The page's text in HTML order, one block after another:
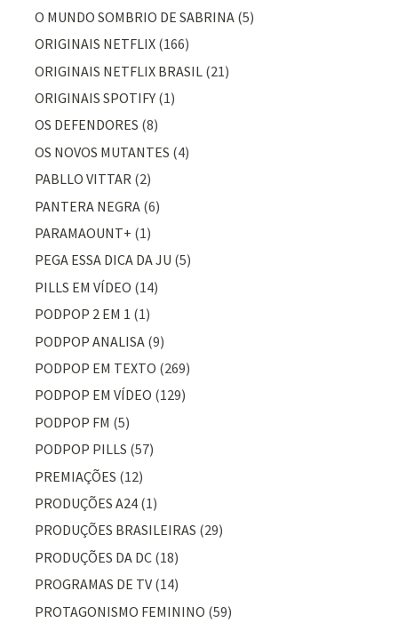
O MUNDO SOMBRIO DE SABRINA (5)
ORIGINAIS NETFLIX (166)
ORIGINAIS NETFLIX BRASIL (21)
ORIGINAIS SPOTIFY (1)
OS DEFENDORES (8)
OS NOVOS MUTANTES (4)
PABLLO VITTAR (2)
PANTERA NEGRA (6)
PARAMAOUNT+ (1)
PEGA ESSA DICA DA JU (5)
PILLS EM VÍDEO (14)
PODPOP 2 EM 1 (1)
PODPOP ANALISA (9)
PODPOP EM TEXTO (269)
PODPOP EM VÍDEO (129)
PODPOP FM (5)
PODPOP PILLS (57)
PREMIAÇÕES (12)
PRODUÇÕES A24 (1)
PRODUÇÕES BRASILEIRAS (29)
PRODUÇÕES DA DC (18)
PROGRAMAS DE TV (14)
PROTAGONISMO FEMININO (59)